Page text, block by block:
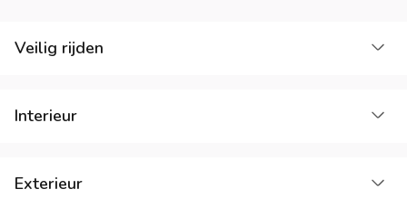
Veilig rijden
Interieur
Exterieur